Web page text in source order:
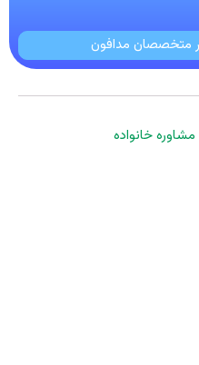
متخصصان مدافون
خانواده